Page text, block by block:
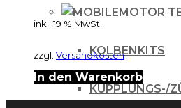
MOTOR
KOLBENKITS
KUPPLUNGS-/
inkl. 19 % MwSt.
zzgl. Versandkosten
In den Warenkorb